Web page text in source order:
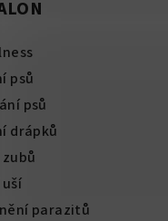
psů
psů
drápků
parazitů